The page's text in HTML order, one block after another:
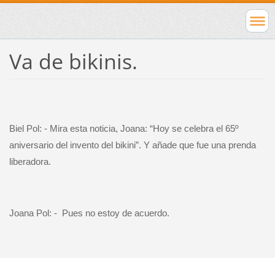
Va de bikinis.
Biel Pol: - Mira esta noticia, Joana: “Hoy se celebra el 65º
aniversario del invento del bikini”. Y añade que fue una prenda
liberadora.
Joana Pol: - Pues no estoy de acuerdo.